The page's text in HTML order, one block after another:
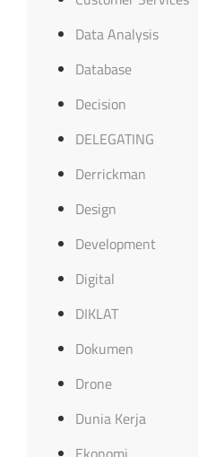
Data Analysis
Database
Decision
DELEGATING
Derrickman
Design
Development
Digital
DIKLAT
Dokumen
Drone
Dunia Kerja